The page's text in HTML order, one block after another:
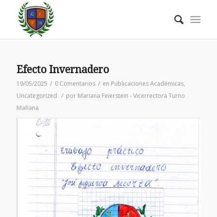
Efecto Invernadero
19/05/2025 / 0 Comentarios / en Publicaciones Académicas,
Uncategorized / por Mariana Feierstein - Vicerrectora Turno
Mañana